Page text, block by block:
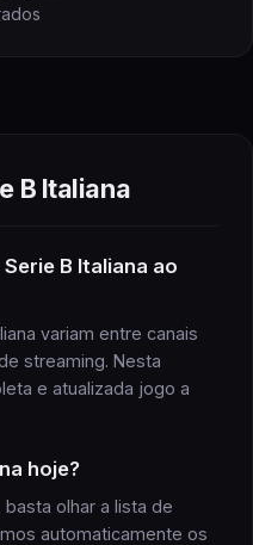
B Italiana
Serie B Italiana ao
variam entre canais
streaming. Nesta
e atualizada jogo a
hoje?
basta olhar a lista de
automaticamente os